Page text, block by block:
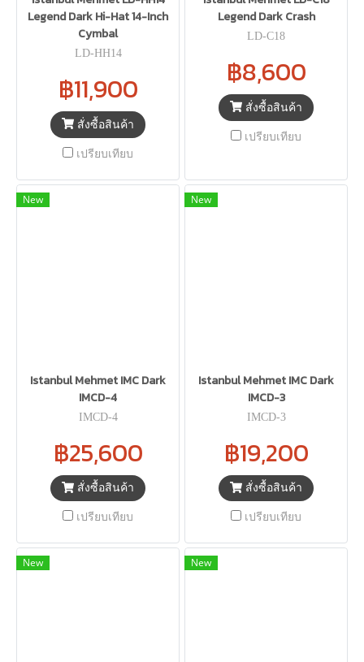
Legend Dark Hi-Hat 14-Inch
Cymbal
LD-HH14
฿11,900
สั่งซื้อสินค้า
เปรียบเทียบ
Legend Dark Crash
LD-C18
฿8,600
สั่งซื้อสินค้า
เปรียบเทียบ
New
Istanbul Mehmet IMC Dark
IMCD-4
IMCD-4
฿25,600
สั่งซื้อสินค้า
เปรียบเทียบ
New
Istanbul Mehmet IMC Dark
IMCD-3
IMCD-3
฿19,200
สั่งซื้อสินค้า
เปรียบเทียบ
New New